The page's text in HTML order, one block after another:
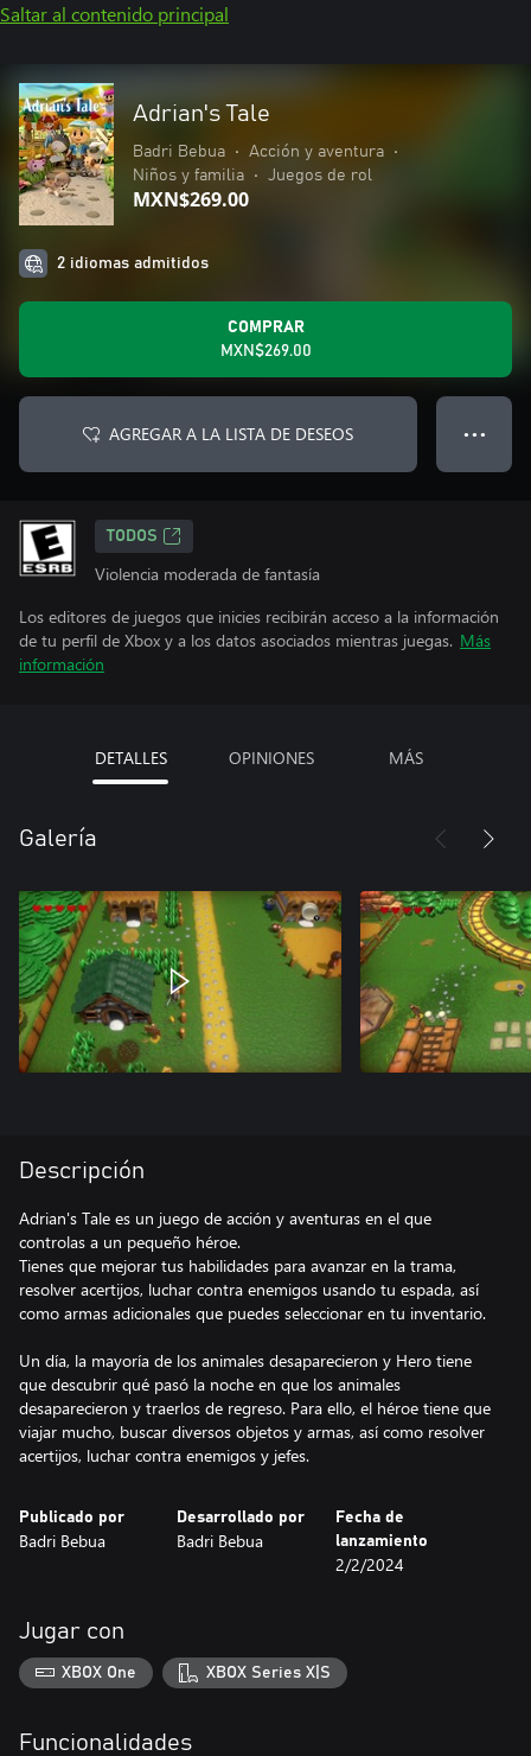
Saltar al contenido principal
Adrian's Tale
Badri Bebua • Acción y aventura
•
Niños y familia
• Juegos de rol
MXN$269.00
2 idiomas admitidos
COMPRAR
MXN$269.00
AGREGAR A LA LISTA DE DESEOS ● ● ●
TODOS
Violencia moderada de fantasía
Los editores de juegos que inicies recibirán acceso a la información
de tu perfil de Xbox y a los datos asociados mientras juegas. Más
información
DETALLES OPINIONES MÁS
Galería
Descripción
Adrian's Tale es un juego de acción y aventuras en el que
controlas a un pequeño héroe.
Tienes que mejorar tus habilidades para avanzar en la trama,
resolver acertijos, luchar contra enemigos usando tu espada, así
como armas adicionales que puedes seleccionar en tu inventario.
Un día, la mayoría de los animales desaparecieron y Hero tiene
que descubrir qué pasó la noche en que los animales
desaparecieron y traerlos de regreso. Para ello, el héroe tiene que
viajar mucho, buscar diversos objetos y armas, así como resolver
acertijos, luchar contra enemigos y jefes.
Publicado por
Badri Bebua
Desarrollado por
Badri Bebua
Fecha de
lanzamiento
2/2/2024
Jugar con
XBOX One XBOX Series X|S
Funcionalidades